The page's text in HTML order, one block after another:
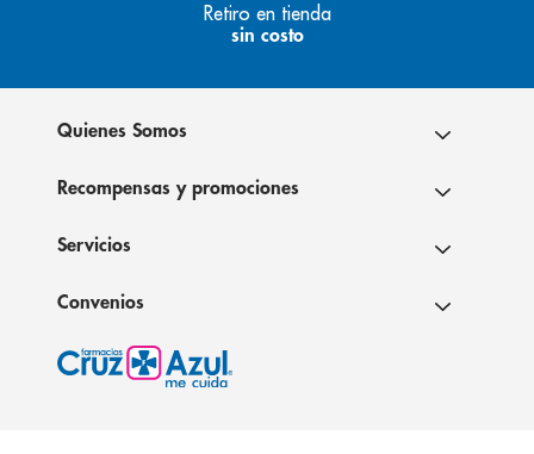
Retiro en tienda
sin costo
Quienes Somos
Recompensas y promociones
Servicios
Convenios